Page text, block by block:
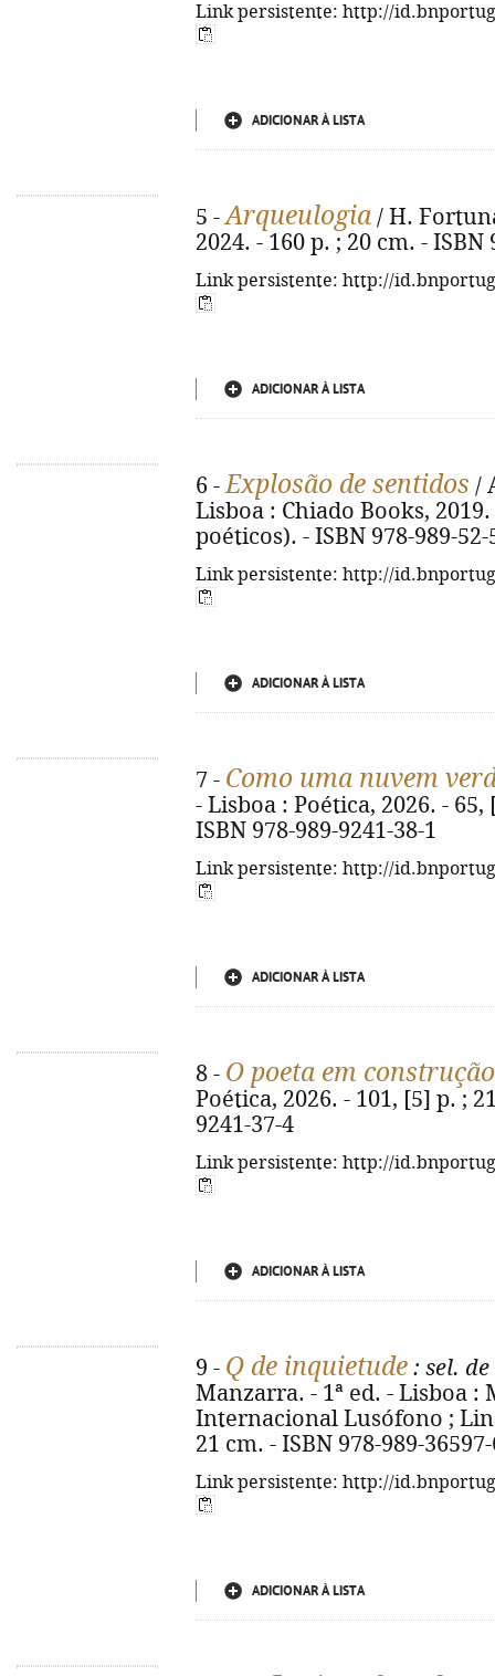
Link persistente: http://
ADICIONAR À LISTA
5 -Arqueulogia / H.
2024. - 160 p. ; 20 cm. - ISBN
Link persistente: http://
ADICIONAR À LISTA
6 -Explosão de sentidos /
Lisboa : Chiado Books,
poéticos). - ISBN 978-989-52-
Link persistente: http://
ADICIONAR À LISTA
7 - Como uma nuvem
- Lisboa : Poética, 2026. -
ISBN 978-989-9241-38-1
Link persistente: http://
ADICIONAR À LISTA
8 - O poeta em construção
Poética, 2026. - 101, [5] p. ;
9241-37-4
Link persistente: http://
ADICIONAR À LISTA
9 - Q de inquietude : sel.
Manzarra. - 1ª ed. - Lisboa
Internacional Lusófono ;
21 cm. - ISBN 978-989-
Link persistente: http://
ADICIONAR À LISTA